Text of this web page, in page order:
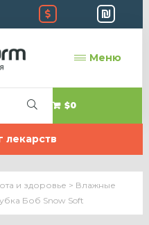
Меню
$0
лекарств
и здоровье > Влажные
Боб Snow Soft